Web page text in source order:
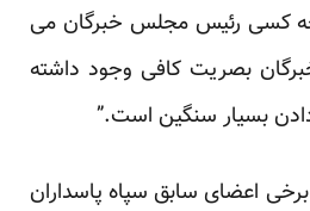
کسی رئیس مجلس خبرگان می
بصریت کافی وجود داشته
بسیار سنگین است.”
اعضای سابق سپاه پاسداران